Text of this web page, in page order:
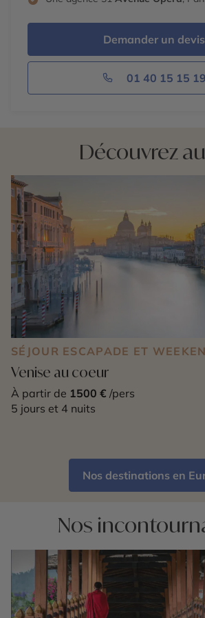
Demander un devis
01 40 15 15 19
Découvrez
SÉJOUR ESCAPADE ET
Venise au coeur
À partir de 1500 € /pers
5 jours et 4 nuits
Nos destinations en
Nos